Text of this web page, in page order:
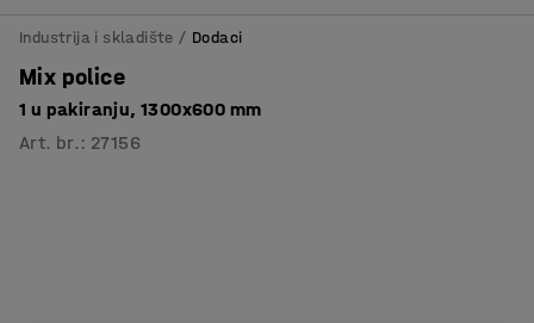
Industrija i skladište Dodaci
Mix police
1 u pakiranju, 1300x600 mm
Art. br. : 27156